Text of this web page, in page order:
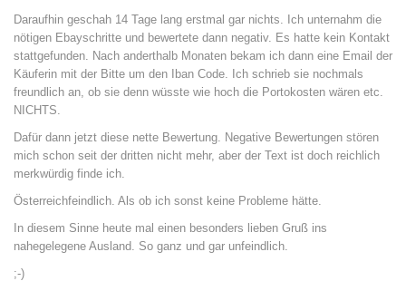
Daraufhin geschah 14 Tage lang erstmal gar nichts. Ich unternahm die
nötigen Ebayschritte und bewertete dann negativ. Es hatte kein Kontakt
stattgefunden. Nach anderthalb Monaten bekam ich dann eine Email der
Käuferin mit der Bitte um den Iban Code. Ich schrieb sie nochmals
freundlich an, ob sie denn wüsste wie hoch die Portokosten wären etc.
NICHTS.
Dafür dann jetzt diese nette Bewertung. Negative Bewertungen stören
mich schon seit der dritten nicht mehr, aber der Text ist doch reichlich
merkwürdig finde ich.
Österreichfeindlich. Als ob ich sonst keine Probleme hätte.
In diesem Sinne heute mal einen besonders lieben Gruß ins
nahegelegene Ausland. So ganz und gar unfeindlich.
;-)